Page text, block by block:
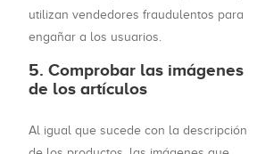
utilizan vendedores fraudulentos para
engañar a los usuarios.
5. Comprobar las imágenes
de los artículos
Al igual que sucede con la descripción